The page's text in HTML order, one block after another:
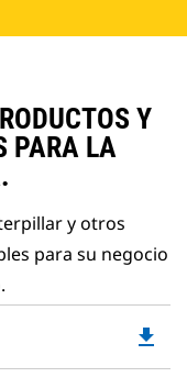
Y
PARA LA
y otros
para su negocio
file_download